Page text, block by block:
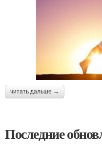
читать дальше →
Последние